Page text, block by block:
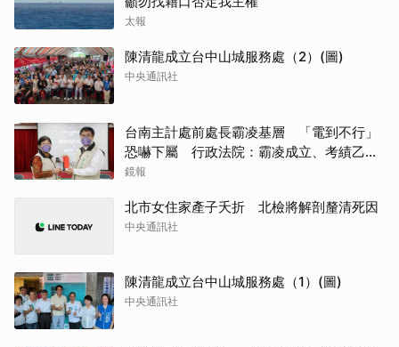
太報
陳清龍成立台中山城服務處（2）(圖)
中央通訊社
台南主計處前處長霸凌基層 「電到不行」
恐嚇下屬 行政法院：霸凌成立、考績乙等
沒給錯
鏡報
北市女住家產子夭折 北檢將解剖釐清死因
中央通訊社
陳清龍成立台中山城服務處（1）(圖)
中央通訊社